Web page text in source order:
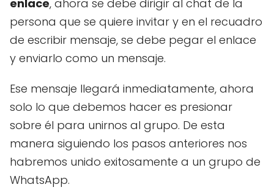
enlace, ahora se debe dirigir al chat de la
persona que se quiere invitar y en el recuadro
de escribir mensaje, se debe pegar el enlace
y enviarlo como un mensaje.
Ese mensaje llegará inmediatamente, ahora
solo lo que debemos hacer es presionar
sobre él para unirnos al grupo. De esta
manera siguiendo los pasos anteriores nos
habremos unido exitosamente a un grupo de
WhatsApp.